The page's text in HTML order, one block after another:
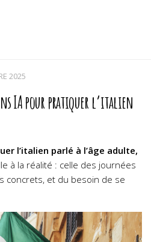
2025
IA pour pratiquer l’italien
l’italien parlé à l’âge adulte,
à la réalité : celle des journées
concrets, et du besoin de se